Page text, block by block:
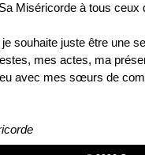
Miséricorde à tous ceux
souhaite juste être une
mes actes, ma
avec mes sœurs de